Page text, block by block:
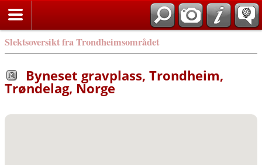
Slektsoversikt fra Trondheimsområdet
Byneset gravplass, Trondheim,
Trøndelag, Norge